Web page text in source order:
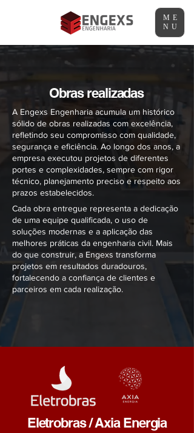
ME
NU
Obras realizadas
A Engexs Engenharia acumula um histórico
sólido de obras realizadas com excelência,
refletindo seu compromisso com qualidade,
segurança e eficiência. Ao longo dos anos, a
empresa executou projetos de diferentes
portes e complexidades, sempre com rigor
técnico, planejamento preciso e respeito aos
prazos estabelecidos.
Cada obra entregue representa a dedicação
de uma equipe qualificada, o uso de
soluções modernas e a aplicação das
melhores práticas da engenharia civil. Mais
do que construir, a Engexs transforma
projetos em resultados duradouros,
fortalecendo a confiança de clientes e
parceiros em cada realização.
Eletrobras / Axia Energia